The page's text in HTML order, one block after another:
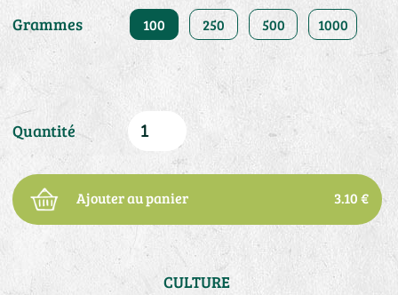
Grammes 100 250 500 1000
Quantité
Ajouter au panier 3.10 €
CULTURE